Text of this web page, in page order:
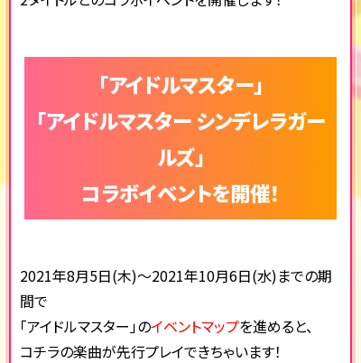
「アイドルマスター」
「アイドルマスター シンデレラガー
ルズ」
コラボイベントを開催！
2021年8月5日(木)～2021年10月6日(水)までの期
間で
「アイドルマスター」のイベントマップを進めると、
コチラの楽曲が先行プレイできちゃいます！